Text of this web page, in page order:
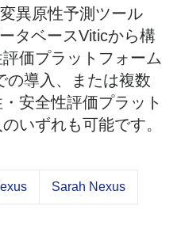
異原性予測ツール
タベースViticから構
価プラットフォーム
の導入、または複数
安全性評価プラット
いずれも可能です。
Sarah Nexus